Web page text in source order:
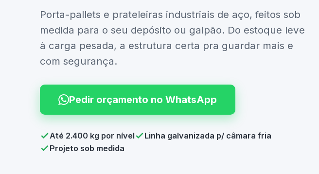
Porta-pallets e prateleiras industriais de aço, feitos sob
medida para o seu depósito ou galpão. Do estoque leve
à carga pesada, a estrutura certa pra guardar mais e
com segurança.
Pedir orçamento no WhatsApp
Até 2.400 kg por nível
Linha galvanizada p/ câmara fria
Projeto sob medida